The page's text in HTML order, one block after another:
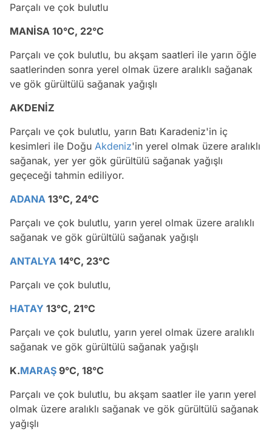
Parçalı ve çok bulutlu
MANİSA 10°C, 22°C
Parçalı ve çok bulutlu, bu akşam saatleri ile yarın öğle
saatlerinden sonra yerel olmak üzere aralıklı sağanak
ve gök gürültülü sağanak yağışlı
AKDENİZ
Parçalı ve çok bulutlu, yarın Batı Karadeniz'in iç
kesimleri ile Doğu Akdeniz'in yerel olmak üzere aralıklı
sağanak, yer yer gök gürültülü sağanak yağışlı
geçeceği tahmin ediliyor.
ADANA 13°C, 24°C
Parçalı ve çok bulutlu, yarın yerel olmak üzere aralıklı
sağanak ve gök gürültülü sağanak yağışlı
ANTALYA 14°C, 23°C
Parçalı ve çok bulutlu,
HATAY 13°C, 21°C
Parçalı ve çok bulutlu, yarın yerel olmak üzere aralıklı
sağanak ve gök gürültülü sağanak yağışlı
K.MARAŞ 9°C, 18°C
Parçalı ve çok bulutlu, bu akşam saatler ile yarın yerel
olmak üzere aralıklı sağanak ve gök gürültülü sağanak
yağışlı